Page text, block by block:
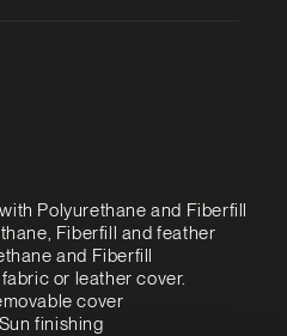
Polyurethane and Fiberfill
Fiberfill and feather
and Fiberfill
or leather cover.
cover
finishing